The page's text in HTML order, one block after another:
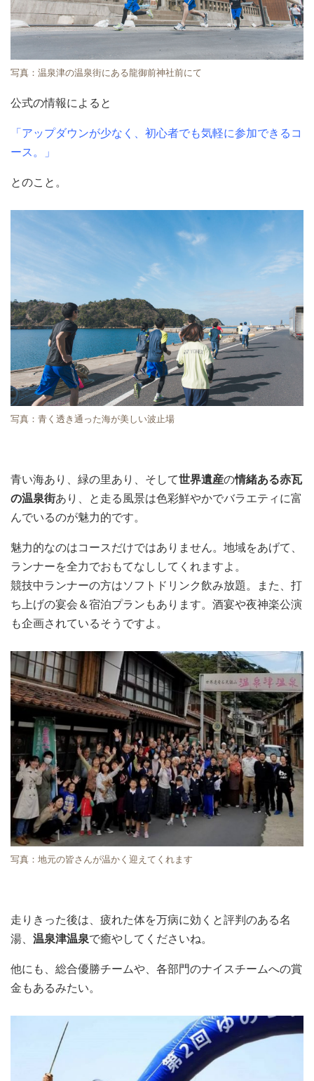
写真：温泉津の温泉街にある龍御前神社前にて
公式の情報によると
「アップダウンが少なく、初心者でも気軽に参加できるコ
ース。」
とのこと。
写真：青く透き通った海が美しい波止場
青い海あり、緑の里あり、そして世界遺産の情緒ある赤瓦
の温泉街あり、と走る風景は色彩鮮やかでバラエティに富
んでいるのが魅力的です。
魅力的なのはコースだけではありません。地域をあげて、
ランナーを全力でおもてなししてくれますよ。
競技中ランナーの方はソフトドリンク飲み放題。また、打
ち上げの宴会＆宿泊プランもあります。酒宴や夜神楽公演
も企画されているそうですよ。
写真：地元の皆さんが温かく迎えてくれます
走りきった後は、疲れた体を万病に効くと評判のある名
湯、 温泉津温泉で癒やしてくださいね。
他にも、総合優勝チームや、各部門のナイスチームへの賞
金もあるみたい。